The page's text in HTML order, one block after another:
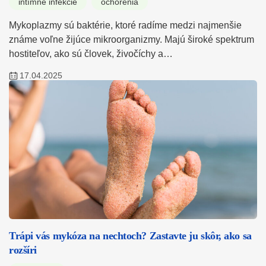
Mykoplazmy sú baktérie, ktoré radíme medzi najmenšie
známe voľne žijúce mikroorganizmy. Majú široké spektrum
hostiteľov, ako sú človek, živočíchy a…
17.04.2025
Trápi vás mykóza na nechtoch? Zastavte ju skôr, ako sa
rozšíri